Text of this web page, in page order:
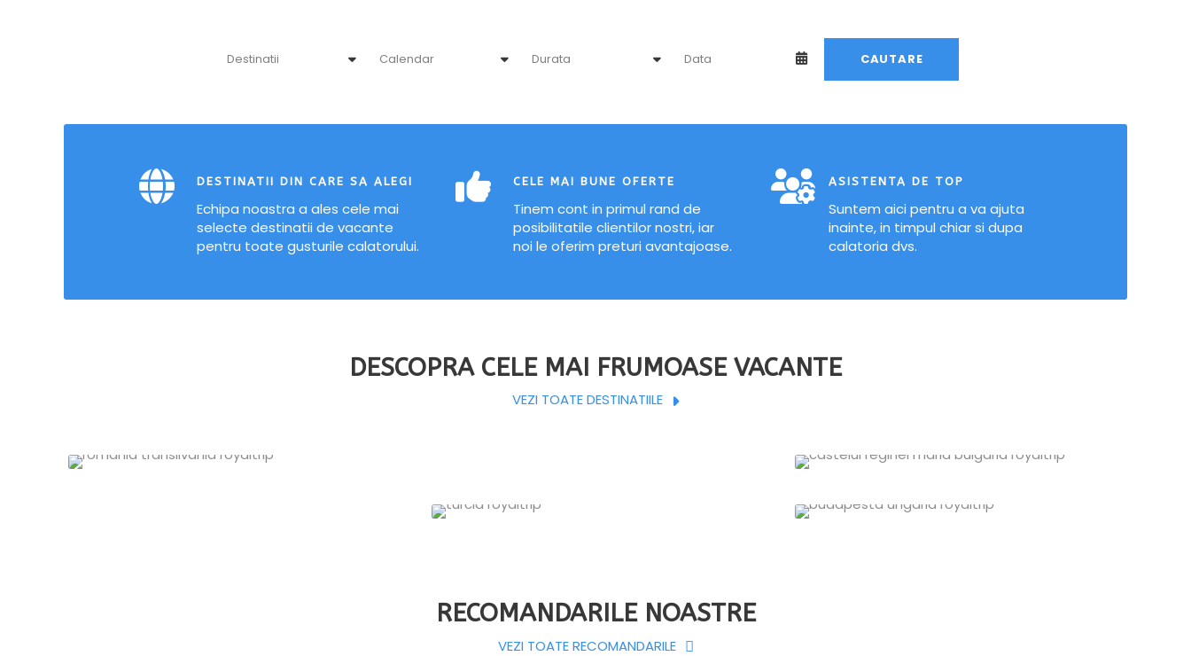
DESTINATII DIN CARE SA ALEGI
Echipa noastra a ales cele mai
selecte destinatii de vacante
pentru toate gusturile calatorului.
CELE MAI BUNE OFERTE
Tinem cont in primul rand de
posibilitatile clientilor nostri, iar
noi le oferim preturi avantajoase.
ASISTENTA DE TOP
Suntem aici pentru a va ajuta
inainte, in timpul chiar si dupa
calatoria dvs.
DESCOPRA CELE MAI FRUMOASE VACANTE
VEZI TOATE DESTINATIILE
Grecia
VEZI TOATE OFERTELE
RECOMANDARILE NOASTRE
VEZI TOATE RECOMANDARILE